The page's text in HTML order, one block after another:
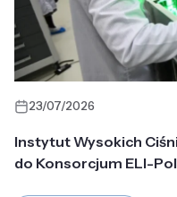
23/07/2026
Instytut Wysokich
do Konsorcjum ELI-